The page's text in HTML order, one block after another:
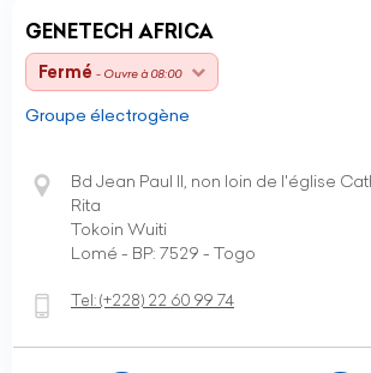
GENETECH AFRICA
Fermé - Ouvre à 08:00
Groupe électrogène
Bd Jean Paul II, non loin de l'église
Rita
Tokoin Wuiti
Lomé - BP: 7529 - Togo
Tel:(+228) 22 60 99 74